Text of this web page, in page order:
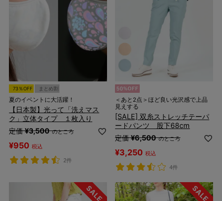
73％OFF まとめ割
夏のイベントに大活躍！
【日本製】光って「洗えマス
ク」立体タイプ １枚入り
定価 ¥3,500 のところ
¥950 税込
2件
＜あと2点＞ほど良い光沢感で上品
見えする
[SALE] 双糸ストレッチテーパ
ードパンツ 股下68cm
定価 ¥6,500 のところ
¥3,250 税込
4件